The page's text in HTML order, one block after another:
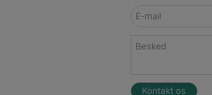
E-
mail
*Besked